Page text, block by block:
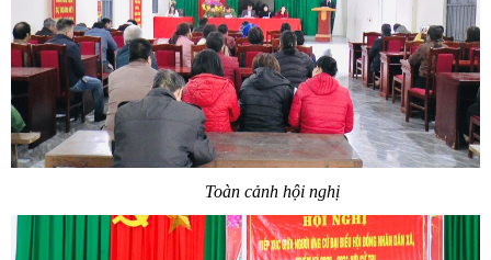
Toàn cảnh hội nghị